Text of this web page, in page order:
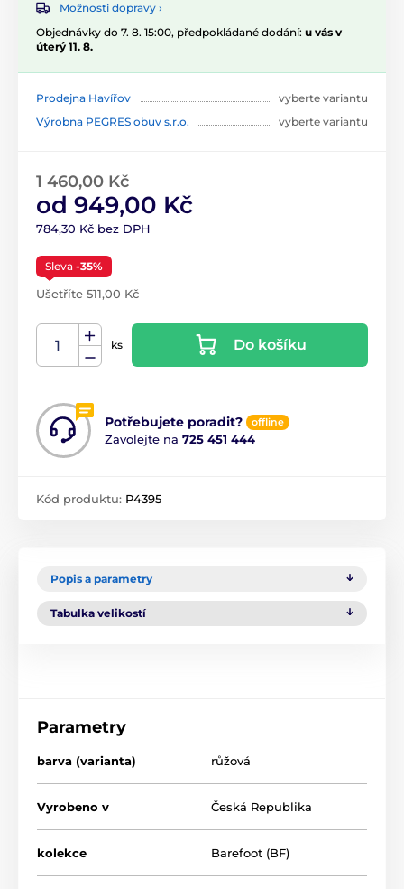
Možnosti dopravy ›
Objednávky do 7. 8. 15:00, předpokládané dodání: u vás v
úterý 11. 8.
Prodejna Havířov
vyberte variantu
Výrobna PEGRES obuv s.r.o.
vyberte variantu
1 460,00 Kč
od 949,00 Kč
784,30 Kč bez DPH
Sleva -35%
Ušetříte 511,00 Kč
ks Do košíku
Potřebujete poradit? offline
Zavolejte na 725 451 444
Kód produktu: P4395
Popis a parametry
Tabulka velikostí
Parametry
barva (varianta) růžová
Vyrobeno v Česká Republika
kolekce Barefoot (BF)